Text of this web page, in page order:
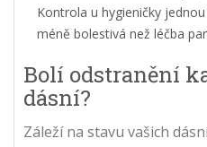
Kontrola u hygieničky
méně bolestivá než léčba
Bolí odstranění
dásní?
Záleží na stavu vašich